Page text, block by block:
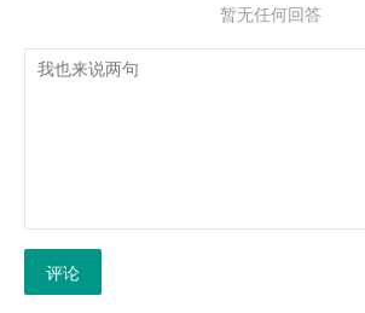
暂无任何回答
评论